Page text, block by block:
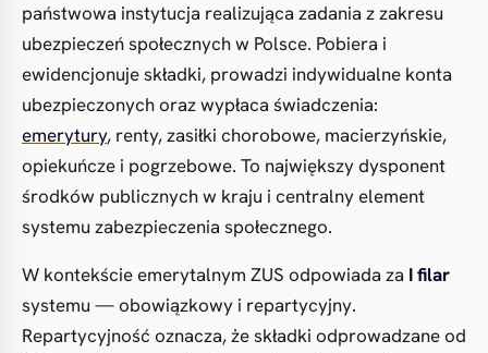
państwowa instytucja realizująca zadania z zakresu
ubezpieczeń społecznych w Polsce. Pobiera i
ewidencjonuje składki, prowadzi indywidualne konta
ubezpieczonych oraz wypłaca świadczenia:
emerytury, renty, zasiłki chorobowe, macierzyńskie,
opiekuńcze i pogrzebowe. To największy dysponent
środków publicznych w kraju i centralny element
systemu zabezpieczenia społecznego.
W kontekście emerytalnym ZUS odpowiada za I filar
systemu — obowiązkowy i repartycyjny.
Repartycyjność oznacza, że składki odprowadzane od